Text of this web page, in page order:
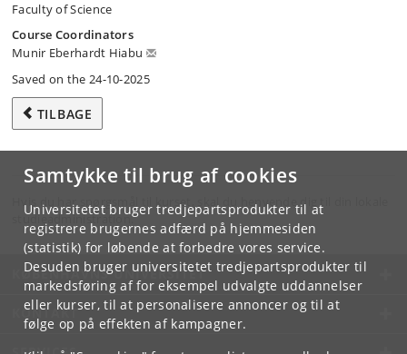
Samtykke til brug af cookies
Universitetet bruger tredjepartsprodukter til at
registrere brugernes adfærd på hjemmesiden
(statistik) for løbende at forbedre vores service.
Desuden bruger universitetet tredjepartsprodukter til
markedsføring af for eksempel udvalgte uddannelser
eller kurser, til at personalisere annoncer og til at
følge op på effekten af kampagner.
Faculty of Science
Course Coordinators
Munir Eberhardt Hiabu
Saved on the 24-10-2025
TILBAGE
Hvis du har spørgsmål til kurset, skal du henvende dig til din lokale
studieadministration.
KØBENHAVNS UNIVERSITET
KONTAKT